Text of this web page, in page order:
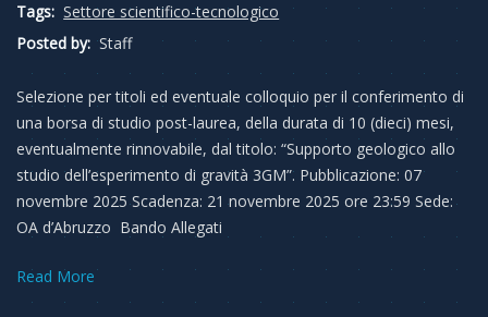
Tags: Settore scientifico-tecnologico
Posted by: Staff
Selezione per titoli ed eventuale colloquio per il conferimento di
una borsa di studio post-laurea, della durata di 10 (dieci) mesi,
eventualmente rinnovabile, dal titolo: “Supporto geologico allo
studio dell’esperimento di gravità 3GM”. Pubblicazione: 07
novembre 2025 Scadenza: 21 novembre 2025 ore 23:59 Sede:
OA d’Abruzzo Bando Allegati
Read More